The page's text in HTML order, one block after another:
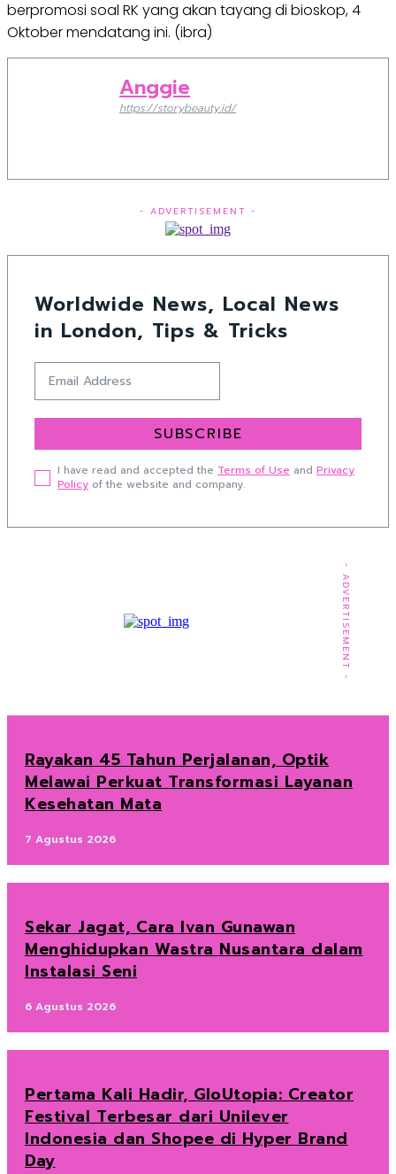
berpromosi soal RK yang akan tayang di bioskop, 4
Oktober mendatang ini. (ibra)
Anggie
https://storybeauty.id/
- ADVERTISEMENT -
Worldwide News, Local News
in London, Tips & Tricks
SUBSCRIBE
I have read and accepted the Terms of Use and Privacy
Policy of the website and company.
- ADVERTISEMENT -
Rayakan 45 Tahun Perjalanan, Optik
Melawai Perkuat Transformasi Layanan
Kesehatan Mata
7 Agustus 2026
Sekar Jagat, Cara Ivan Gunawan
Menghidupkan Wastra Nusantara dalam
Instalasi Seni
6 Agustus 2026
Pertama Kali Hadir, GloUtopia: Creator
Festival Terbesar dari Unilever
Indonesia dan Shopee di Hyper Brand
Day